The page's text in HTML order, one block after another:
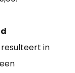
resulteert in